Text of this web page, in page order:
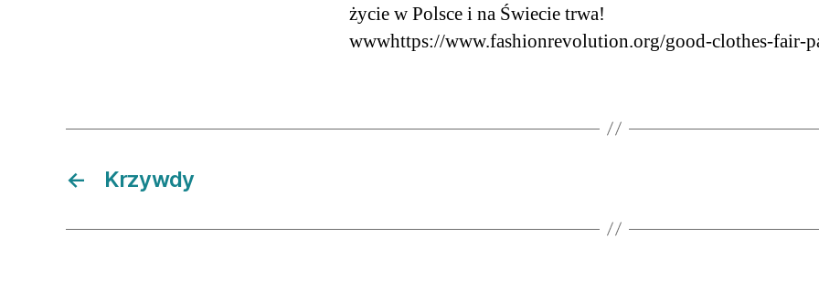
życie w Polsce i na Świecie trwa!
wwwhttps://www.fashionrevolution.org/good-clothes-fair-
← Krzywdy